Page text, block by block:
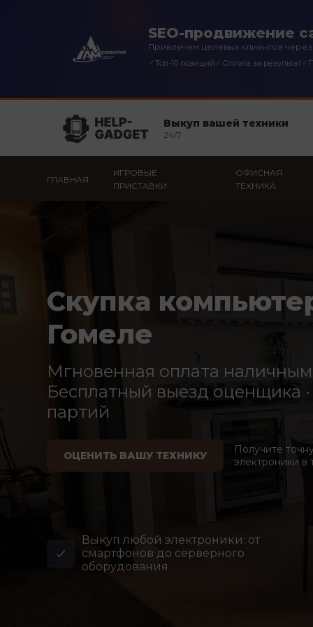
SEO-продвижение
Привлечем целевых клиентов
✓Топ-10 позиций ✓ Оплата за результат✓
Выкуп вашей техники
24/7
ГЛАВНАЯ
ИГРОВЫЕ
ПРИСТАВКИ
ОФИСНАЯ
ТЕХНИКА
Скупка
Гомеле
Мгновенная оплата
Бесплатный выезд оценщика
партий
ОЦЕНИТЬ ВАШУ ТЕХНИКУ
Получите
электроники в
Выкуп любой электроники: от
смартфонов до серверного
оборудования